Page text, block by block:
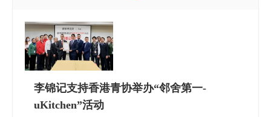
李锦记支持香港青协举办“邻舍第一-
uKitchen”活动